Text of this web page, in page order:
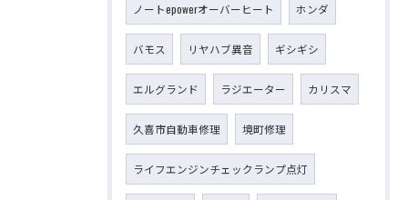
ノートepowerオーバーヒート ホンダ
バモス リヤハブ異音 ギシギシ
エルグランド ラジエーター カリスマ
久喜市自動車修理 境町修理
ライフエンジンチェックランプ点灯